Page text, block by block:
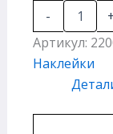
-
Артикул:
Наклейки